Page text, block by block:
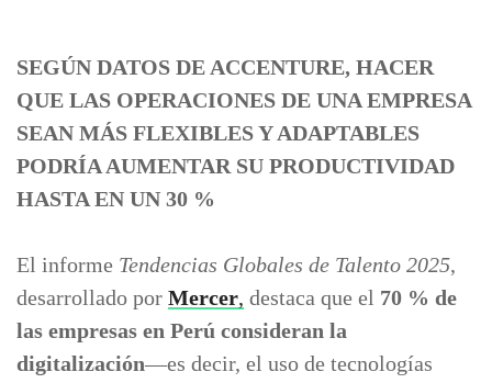
SEGÚN DATOS DE ACCENTURE, HACER
QUE LAS OPERACIONES DE UNA EMPRESA
SEAN MÁS FLEXIBLES Y ADAPTABLES
PODRÍA AUMENTAR SU PRODUCTIVIDAD
HASTA EN UN 30 %
El informe Tendencias Globales de Talento 2025,
desarrollado por Mercer, destaca que el 70 % de
las empresas en Perú consideran la
digitalización—es decir, el uso de tecnologías